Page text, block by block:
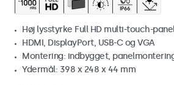
Høj lysstyrke Full HD multi-touch-
HDMI, DisplayPort, USB-C og VGA
Montering: indbygget,
Ydermål: 398 x 248 x 44 mm